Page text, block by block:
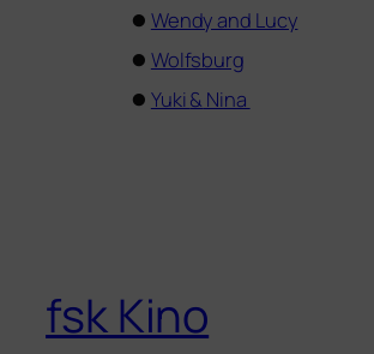
⏺ Wendy and Lucy
⏺ Wolfsburg
⏺ Yuki & Nina
fsk Kino